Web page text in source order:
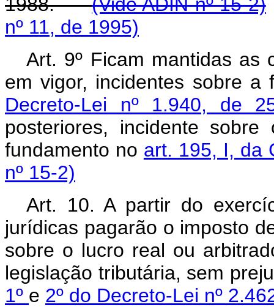
nº 11, de 1995)
Art. 9º Ficam mantidas as
em vigor, incidentes sobre
Decreto-Lei nº 1.940, de
posteriores, incidente
fundamento no art. 195, I, da
nº 15-2)
Art. 10. A partir do
jurídicas pagarão o imposto
sobre o lucro real ou
legislação tributária, sem
1º e 2º do Decreto-Lei nº